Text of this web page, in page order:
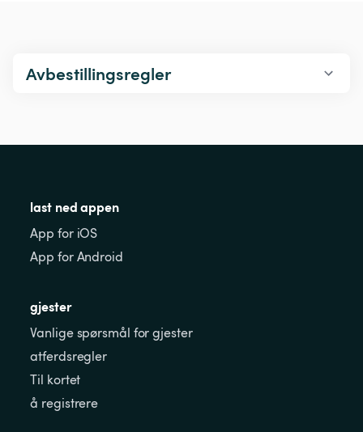
Avbestillingsregler
last ned appen
App for iOS
App for Android
gjester
Vanlige spørsmål for gjester
atferdsregler
Til kortet
å registrere